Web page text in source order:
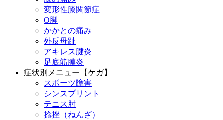
変形性膝関節症
O脚
かかとの痛み
外反母趾
アキレス腱炎
足底筋膜炎
症状別メニュー【ケガ】
スポーツ障害
シンスプリント
テニス肘
捻挫（ねんざ）